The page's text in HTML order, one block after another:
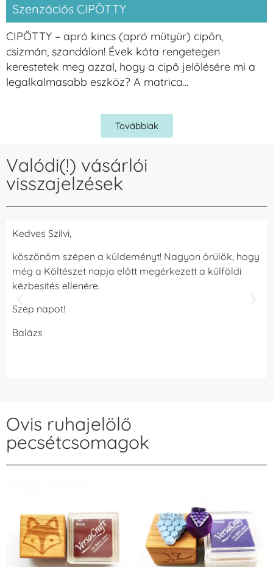
Szenzációs CIPÖTTY
CIPÖTTY – apró kincs (apró mütyür) cipőn,
csizmán, szandálon! Évek kóta rengetegen
kerestetek meg azzal, hogy a cipő jelölésére mi a
legalkalmasabb eszköz? A matrica...
Továbbiak
Valódi(!) vásárlói
visszajelzések
Kedves Szilvi,
köszönöm szépen a küldeményt! Nagyon örülök, hogy
még a Költészet napja előtt megérkezett a külföldi
kézbesítés ellenére.
Szép napot!
Balázs
Ovis ruhajelölő
pecsétcsomagok